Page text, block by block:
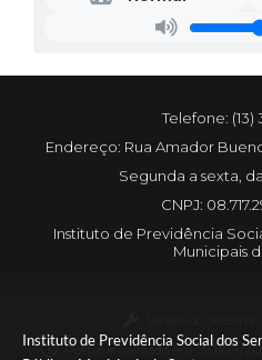
Instituto de Previdência Social dos
Telefone: (13)
Endereço: Rua Amador Bueno,
Segunda a sexta,
CNPJ:
Instituto de Previdência
Municipais
Portal atualizado em:30/07/